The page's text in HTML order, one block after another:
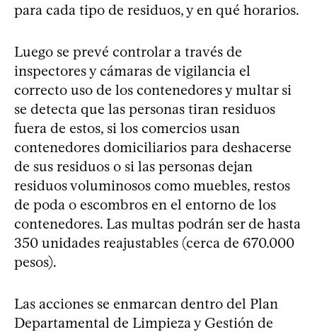
para cada tipo de residuos, y en qué horarios.
Luego se prevé controlar a través de
inspectores y cámaras de vigilancia el
correcto uso de los contenedores y multar si
se detecta que las personas tiran residuos
fuera de estos, si los comercios usan
contenedores domiciliarios para deshacerse
de sus residuos o si las personas dejan
residuos voluminosos como muebles, restos
de poda o escombros en el entorno de los
contenedores. Las multas podrán ser de hasta
350 unidades reajustables (cerca de 670.000
pesos).
Las acciones se enmarcan dentro del Plan
Departamental de Limpieza y Gestión de